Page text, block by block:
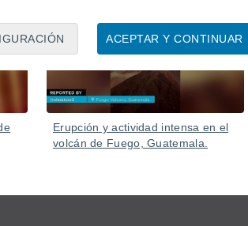
ACEPTAR Y CONTINUAR
Erupción y actividad intensa en el
volcán de Fuego, Guatemala.